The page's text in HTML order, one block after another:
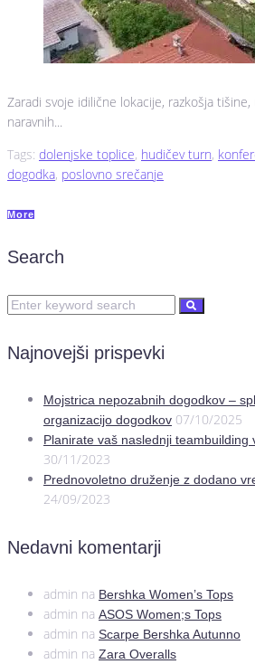
Zaradi svoje idilične lokacije, razkošja
naravnih...
Tags: dolenjske toplice, hudičev turn,
dogodka, poslovno srečanje
More
Search
Najnovejši prispevki
Mojstrica nepozabnih dogodkov –
organizacijo dogodkov 07/10/2025
Planirate vaš naslednji teambuilding
30/11/2023
Prednovoletno druženje z dodano
24/09/2023
Nedavni komentarji
admin na Bershka Women’s Tops
admin na ASOS Women;s Tops
admin na Scarpe Bershka Autunno
admin na Zara Overalls